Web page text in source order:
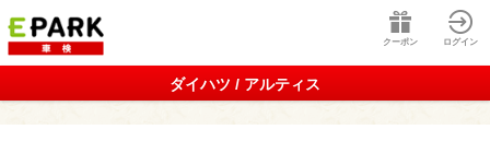
クーポン ログイン
ダイハツ / アルティス